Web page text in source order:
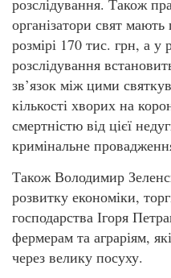
організатори свят
розмірі 170 тис. грн, а у
розслідування
зв’язок між цими
кількості хворих на
смертністю від цієї
кримінальне
Також Володимир
розвитку економіки,
господарства Ігоря
фермерам та аграріям,
через велику посуху.